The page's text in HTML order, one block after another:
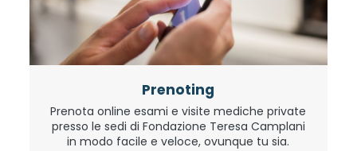
Prenoting
Prenota online esami e visite mediche private
presso le sedi di Fondazione Teresa Camplani
in modo facile e veloce, ovunque tu sia.